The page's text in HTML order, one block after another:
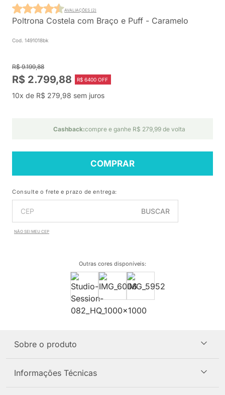
Poltrona Costela com Braço e Puff - Caramelo
Cod. 1491018bk
AVALIAÇÕES (2)
R$ 9.199,88
R$ 2.799,88 R$ 6400 OFF
10x de R$ 279,98 sem juros
Cashback:compre e ganhe R$ 279,99 de volta
COMPRAR
Consulte o frete e prazo de entrega:
BUSCAR
NÃO SEI MEU CEP
Outras cores disponíveis:
Sobre o produto
Informações Técnicas